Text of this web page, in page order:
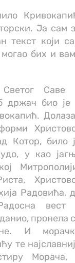
Ја сам
текст који
бих и
Светог Саве
држач био је
Котор, било
у као
Радовића,
вест
пронела
И
те
Морача,